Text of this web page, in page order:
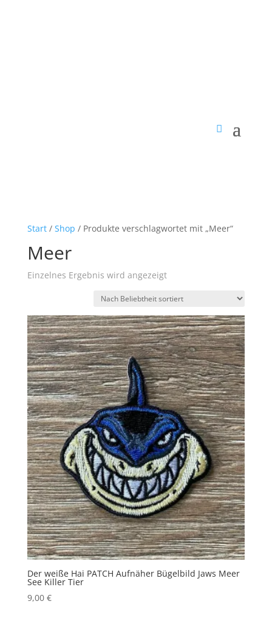
Start/ Shop / Produkte verschlagwortet mit „Meer“
Meer
Einzelnes Ergebnis wird angezeigt
Der weiße Hai PATCH Aufnäher Bügelbild Jaws Meer
See Killer Tier
9,00 €